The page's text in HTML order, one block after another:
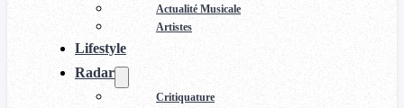
Actualité Musicale
Artistes
Lifestyle
Radar
Critiquature